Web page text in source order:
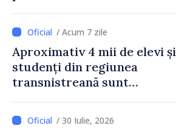
/ Acum 7 zile
Aproximativ 4 mii de elevi și
studenți din regiunea
transnistreană sunt
educațional național
/ 30 Iulie, 2026